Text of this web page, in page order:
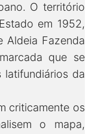
O território
em 1952,
Aldeia Fazenda
que se
da
criticamente os
o mapa,